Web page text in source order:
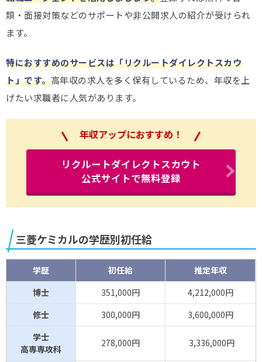
類・面接対策などのサポートや非公開求人の紹介が受けられ
ます。
特におすすめのサービスは「リクルートダイレクトスカウ
ト」です。高年収の求人を多く保有しているため、年収を上
げたい求職者に人気があります。
年収アップにおすすめ！
リクルートダイレクトスカウト
公式サイトで無料登録
三菱ケミカルの学歴別初任給
学歴 初任給
推定年収
博士
351,000円
4,212,000円
修士
300,000円
3,600,000円
学士
高専専攻科
278,000円 3,336,000円